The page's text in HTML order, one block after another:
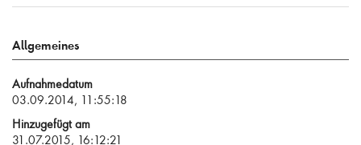
Allgemeines
Aufnahmedatum
03.09.2014, 11:55:18
Hinzugefügt am
31.07.2015, 16:12:21